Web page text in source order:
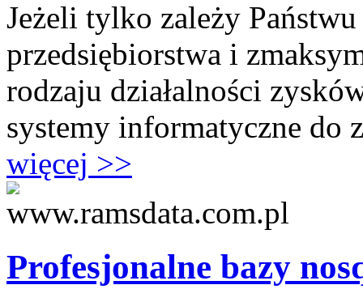
Jeżeli tylko zależy
przedsiębiorstwa i
rodzaju działalności
systemy informatyczne do
więcej >>
Profesjonalne bazy